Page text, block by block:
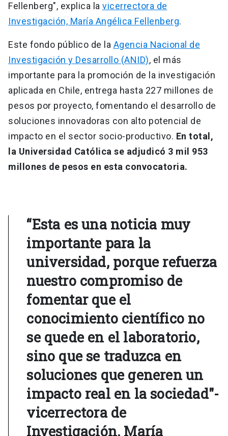
Fellenberg", explica la vicerrectora de
Investigación, María Angélica Fellenberg.
Este fondo público de la Agencia Nacional de
Investigación y Desarrollo (ANID), el más
importante para la promoción de la investigación
aplicada en Chile, entrega hasta 227 millones de
pesos por proyecto, fomentando el desarrollo de
soluciones innovadoras con alto potencial de
impacto en el sector socio-productivo. En total,
la Universidad Católica se adjudicó 3 mil 953
millones de pesos en esta convocatoria.
“Esta es una noticia muy
importante para la
universidad, porque refuerza
nuestro compromiso de
fomentar que el
conocimiento científico no
se quede en el laboratorio,
sino que se traduzca en
soluciones que generen un
impacto real en la sociedad"-
vicerrectora de
Investigación, María